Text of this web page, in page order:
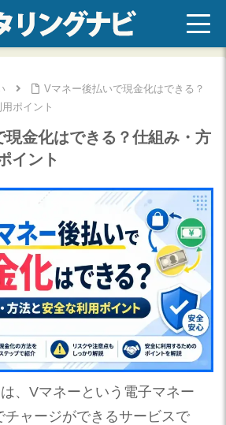
Vマネー後払いで現金化はできる？
ポイント
現金化はできる？仕組み・方
イント
は、Vマネーという電子マネー
チャージができるサービスで